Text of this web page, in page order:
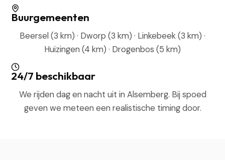
Buurgemeenten
Beersel (3 km) · Dworp (3 km) · Linkebeek (3 km) ·
Huizingen (4 km) · Drogenbos (5 km)
24/7 beschikbaar
We rijden dag en nacht uit in Alsemberg. Bij spoed
geven we meteen een realistische timing door.